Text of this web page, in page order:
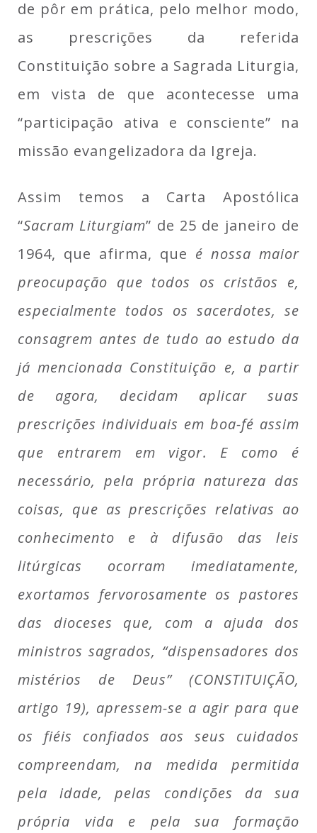
de pôr em prática, pelo melhor modo,
as prescrições da referida
Constituição sobre a Sagrada Liturgia,
em vista de que acontecesse uma
“participação ativa e consciente” na
missão evangelizadora da Igreja.
Assim temos a Carta Apostólica
“Sacram Liturgiam” de 25 de janeiro de
1964, que afirma, que é nossa maior
preocupação que todos os cristãos e,
especialmente todos os sacerdotes, se
consagrem antes de tudo ao estudo da
já mencionada Constituição e, a partir
de agora, decidam aplicar suas
prescrições individuais em boa-fé assim
que entrarem em vigor. E como é
necessário, pela própria natureza das
coisas, que as prescrições relativas ao
conhecimento e à difusão das leis
litúrgicas ocorram imediatamente,
exortamos fervorosamente os pastores
das dioceses que, com a ajuda dos
ministros sagrados, “dispensadores dos
mistérios de Deus” (CONSTITUIÇÃO,
artigo 19), apressem-se a agir para que
os fiéis confiados aos seus cuidados
compreendam, na medida permitida
pela idade, pelas condições da sua
própria vida e pela sua formação